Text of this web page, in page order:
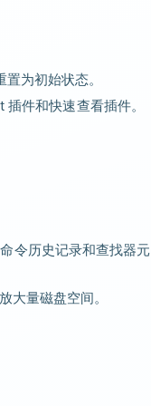
为初始状态。
件和快速查看插件。
令历史记录和查找器元
量磁盘空间。